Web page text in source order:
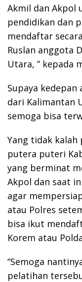
Akmil dan Akpol
pendidikan dan
mendaftar
Ruslan anggota
Utara, ” kepada
Supaya kedepan
dari Kalimantan
semoga bisa
Yang tidak
putera puteri
yang berminat
Akpol dan saat
agar
atau Polres
bisa ikut
Korem atau
“Semoga
pelatihan